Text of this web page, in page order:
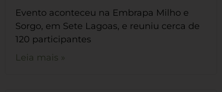
Evento aconteceu na Embrapa Milho e
Sorgo, em Sete Lagoas, e reuniu cerca de
120 participantes
Leia mais »